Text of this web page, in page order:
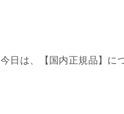
今日は、【国内正規品】に